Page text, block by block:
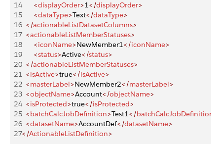
14
		<
displayOrder>1</displayOrder>
15
		<
dataType>Text</dataType>
16
	</
actionableListDatasetColumns>
17
	<
actionableListMemberStatuses>
18
		<
iconName>NewMember1</iconName>
19
		<
status>Active</status>
20
	</
actionableListMemberStatuses>
21
	<
isActive>true</isActive>
22
	<
masterLabel>NewMember2</masterLabel>
23
	<
objectName>Account</objectName>
24
	<
isProtected>true</isProtected>
25
	<
batchCalcJobDefinition>Test1</batchCalcJobDefinition
26
	<
datasetName>AccountDef</datasetName>
27</ActionableListDefinition>